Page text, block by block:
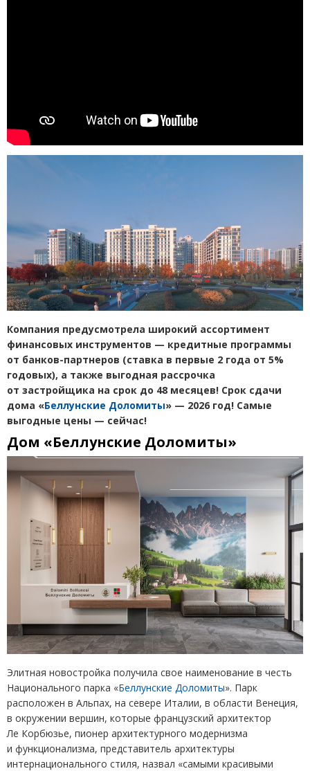
Компания предусмотрела широкий ассортимент
финансовых инструментов — кредитные программы
от банков-партнеров (ставка в первые 2 года от 5%
годовых), а также выгодная рассрочка
от застройщика на срок до 48 месяцев! Срок сдачи
дома «Беллунские Доломиты» — 2026 год! Самые
выгодные цены — сейчас!
Дом «Беллунские Доломиты»
Элитная новостройка получила свое наименование в честь
Национального парка «Беллунские Доломиты». Парк
расположен в Альпах, на севере Италии, в области Венеция,
в окружении вершин, которые французский архитектор
Ле Корбюзье, пионер архитектурного модернизма
и функционализма, представитель архитектуры
интернационального стиля, назвал «самыми красивыми